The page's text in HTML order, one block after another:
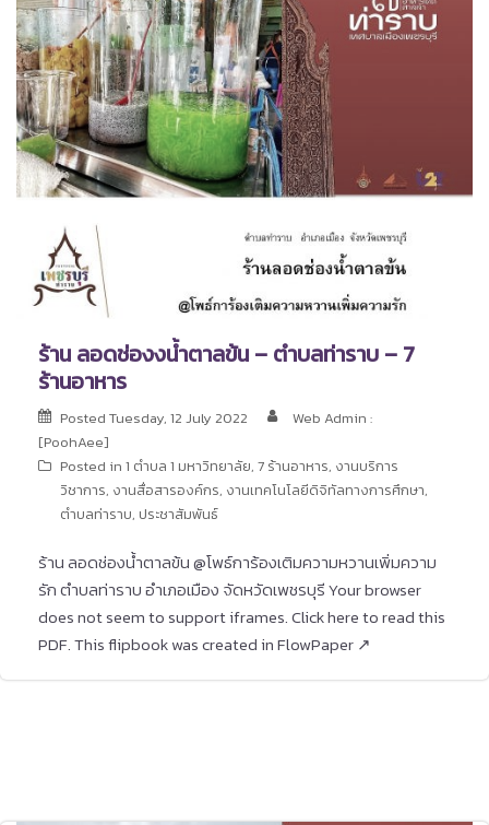
ร้าน ลอดช่องงน้ำตาลข้น – ตำบลท่าราบ – 7
ร้านอาหาร
Posted Tuesday, 12 July 2022
Web Admin :
[PoohAee]
Posted in 1 ตำบล 1 มหาวิทยาลัย, 7 ร้านอาหาร, งานบริการ
วิชาการ, งานสื่อสารองค์กร, งานเทคโนโลยีดิจิทัลทางการศึกษา,
ตำบลท่าราบ, ประชาสัมพันธ์
ร้าน ลอดช่องน้ำตาลข้น @โพธ์การ้องเติมความหวานเพิ่มความ
รัก ตำบลท่าราบ อำเภอเมือง จัดหวัดเพชรบุรี Your browser
does not seem to support iframes. Click here to read this
PDF. This flipbook was created in FlowPaper ↗